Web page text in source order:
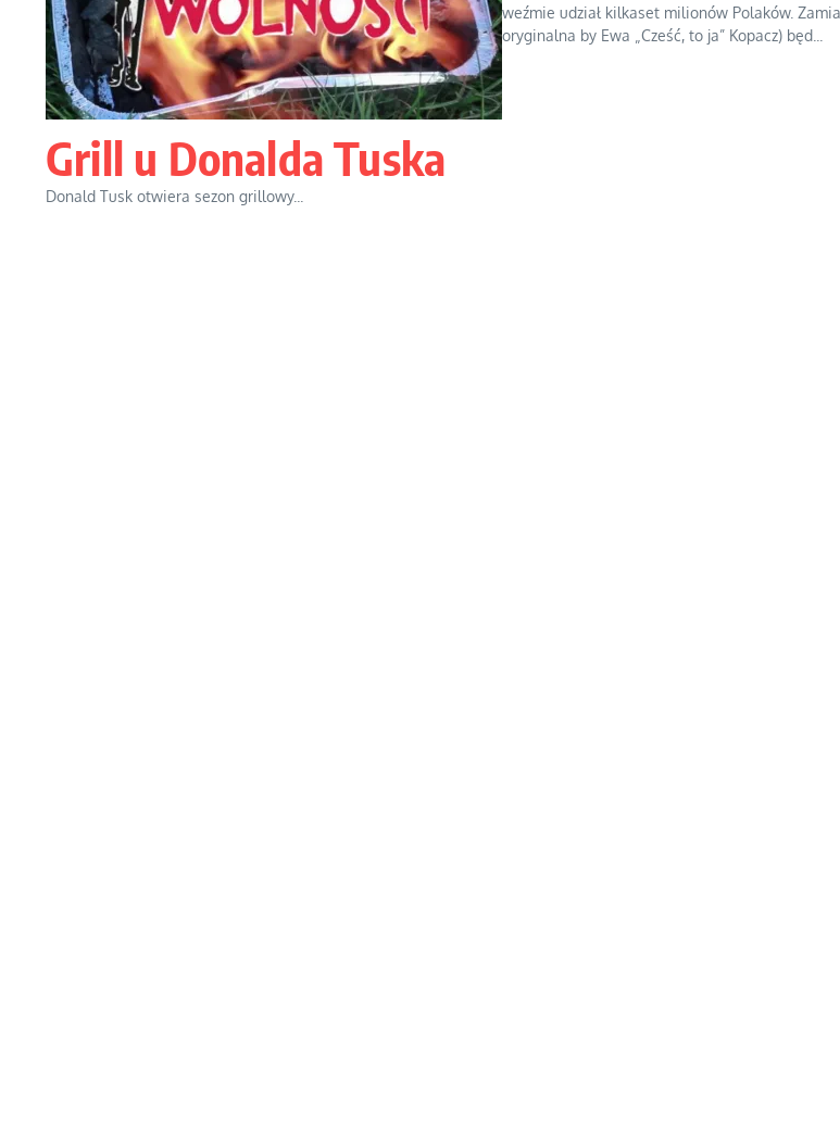
weźmie udział kilkaset milionów Polaków.
oryginalna by Ewa „Cześć, to ja” Kopacz) będ...
Grill u Donalda Tuska
Donald Tusk otwiera sezon grillowy...